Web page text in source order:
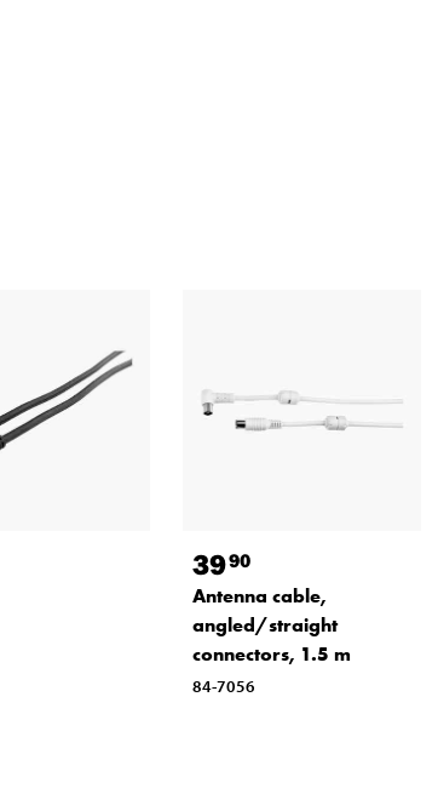
3990
Antenna cable,
angled/straight
connectors, 1.5 m
84-7056